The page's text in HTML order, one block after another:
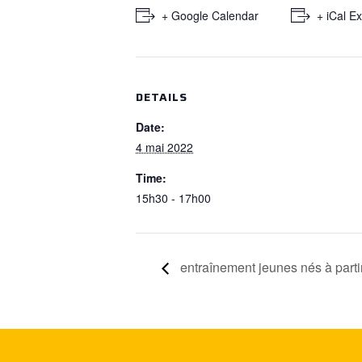
+ Google Calendar + iCal
DETAILS
Date:
4 mai 2022
Time:
15h30 - 17h00
entraînement jeunes nés à